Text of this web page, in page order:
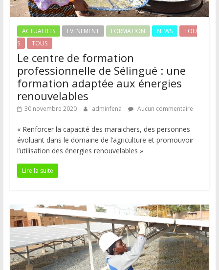
ACTUALITES EVENEMENT FORMATION NEWS
TOU
S
TOUS
Le centre de formation
professionnelle de Sélingué : une
formation adaptée aux énergies
renouvelables
30 novembre 2020 adminfena Aucun commentaire
« Renforcer la capacité des maraichers, des personnes
évoluant dans le domaine de l’agriculture et promouvoir
l’utilisation des énergies renouvelables »
Lire la suite